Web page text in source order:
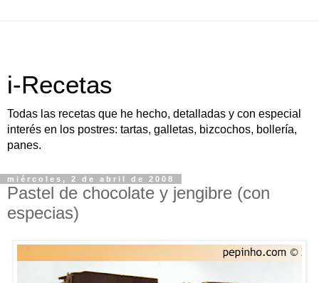
i-Recetas
Todas las recetas que he hecho, detalladas y con especial
interés en los postres: tartas, galletas, bizcochos, bollería,
panes.
miércoles, 2 de abril de 2008
Pastel de chocolate y jengibre (con
especias)